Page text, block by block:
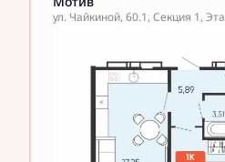
ул. Чайкиной, 60.1, Секция 1,